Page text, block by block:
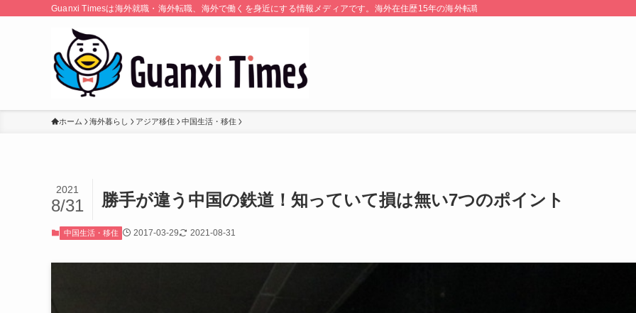
Guanxi Timesは海外就職・海外転職、海外で働くを身近にする情報メディアです。海外在住歴15年の海外転職のプロが監修・運営しています。
ホーム 海外暮らし アジア移住 中国生活・移住
勝手が違う中国の鉄道！知っていて損は無い7つのポイント
2021
8/31
中国生活・移住 2017-03-29 2021-08-31